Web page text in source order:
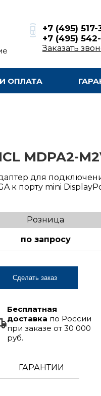
+7 (495) 517-
+7 (495)
Заказать
ОПЛАТА
MDPA2-
для
к порту mini
Розница
по запросу
Сделать заказ
Бесплатная
доставка по России
при заказе от 30 000
руб.
ГАРАНТИИ